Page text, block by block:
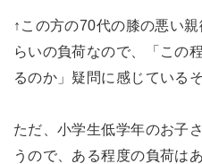
↑この方の70代の膝の悪い
らいの負荷なので、「この
るのか」疑問に感じているそ
ただ、小学生低学年のお子
うので、ある程度の負荷は